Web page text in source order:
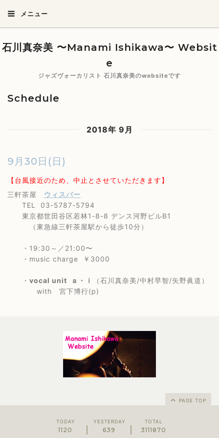
メニュー
石川真奈美 〜Manami Ishikawa〜 Websit
e
ジャズヴォーカリスト 石川真奈美のwebsiteです
Schedule
2018年 9月
9月30日(日)
【台風接近のため、中止とさせていただきます】
三軒茶屋 ウィスパー
TEL 03-5787-5794
東京都世田谷区若林1-8-8 デンス河野ビルB1
（東急線三軒茶屋駅から徒歩10分）
・19:30～／21:00〜
・music charge ￥3000
・ vocal unit ａ・ｉ （石川真奈美/中村早智/矢野眞道）
with 宮下博行(p)
PAGE TOP
TODAY
1120
YESTERDAY
639
TOTAL
3111870